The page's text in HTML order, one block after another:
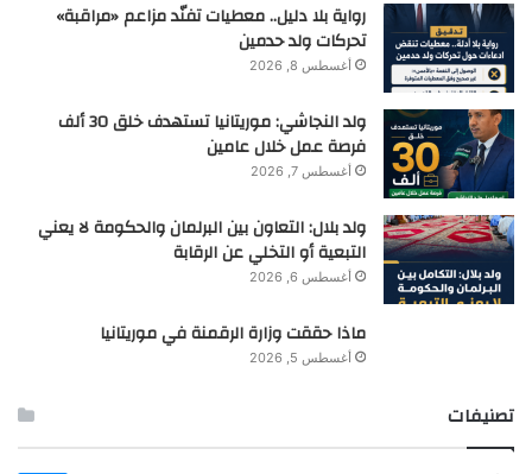
رواية بلا دليل.. معطيات تفنّد مزاعم «مراقبة»
تحركات ولد حدمين
أغسطس 8, 2026
ولد النجاشي: موريتانيا تستهدف خلق 30 ألف
فرصة عمل خلال عامين
أغسطس 7, 2026
ولد بلال: التعاون بين البرلمان والحكومة لا يعني
التبعية أو التخلي عن الرقابة
أغسطس 6, 2026
ماذا حققت وزارة الرقمنة في موريتانيا
أغسطس 5, 2026
تصنيفات